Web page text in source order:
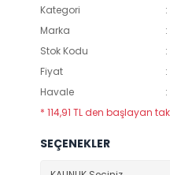
Kategori
Marka
Stok Kodu
Fiyat
Havale
* 114,91 TL den başlayan
SEÇENEKLER